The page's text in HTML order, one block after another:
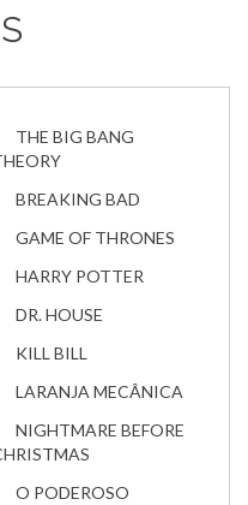
THE BIG BANG
BREAKING BAD
GAME OF THRONES
HARRY POTTER
DR. HOUSE
KILL BILL
LARANJA MECÂNICA
NIGHTMARE BEFORE
O PODEROSO